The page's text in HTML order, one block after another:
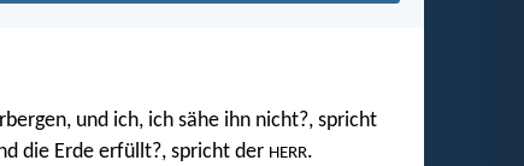
und ich, ich sähe ihn nicht?, spricht
die Erde erfüllt?, spricht der HERR.